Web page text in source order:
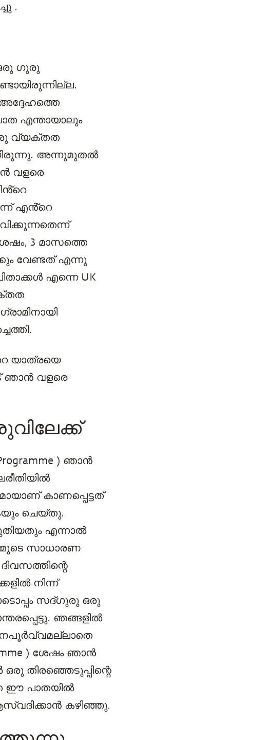
.
ഗുരു
എന്തായാലും
വ്യക്തത
അന്നുമുതൽ
വളരെ
എൻ്റെ
3 മാസത്തെ
വേണ്ടത് എന്നു
എന്നെ UK
യാത്രയെ
ഞാൻ വളരെ
) ഞാൻ
കാണപ്പെട്ടത്
ചെയ്തു.
എന്നാൽ
സാധാരണ
നിന്ന്
സദ്ഗുരു ഒരു
ഞങ്ങളിൽ
) ശേഷം ഞാൻ
തിരഞ്ഞെടുപ്പിന്റെ
ഈ പാതയില്‍
കഴിഞ്ഞു.